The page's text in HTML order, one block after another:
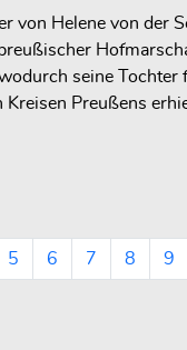
von Helene von der
seine Tochter
Preußens
5 6 7 8 9